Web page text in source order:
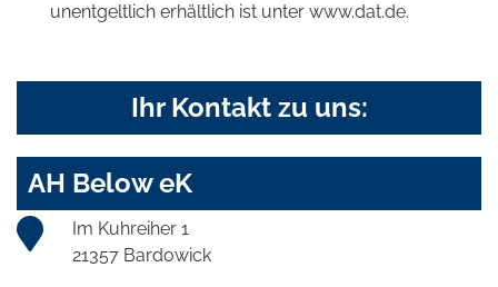
unentgeltlich erhältlich ist unter www.dat.de.
Ihr Kontakt zu uns:
AH Below eK
Im Kuhreiher 1
21357 Bardowick